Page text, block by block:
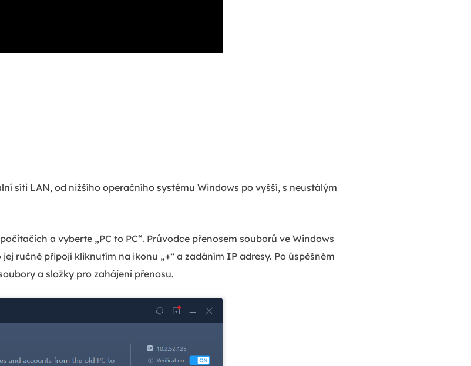
síti LAN, od nižšího operačního systému Windows po vyšší, s neustálým
a vyberte „PC to PC“. Průvodce přenosem souborů ve Windows
ručně připojí kliknutím na ikonu „+“ a zadáním IP adresy. Po úspěšném
a složky pro zahájení přenosu.